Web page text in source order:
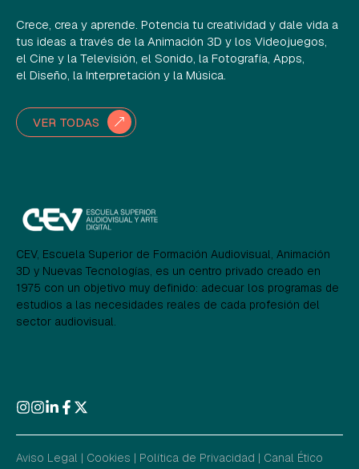
Crece, crea y aprende. Potencia tu creatividad y dale vida a
tus ideas a través de la Animación 3D y los Videojuegos,
el Cine y la Televisión, el Sonido, la Fotografía, Apps,
el Diseño, la Interpretación y la Música.
VER TODAS
CEV, Escuela Superior de Formación Audiovisual, Animación
3D y Nuevas Tecnologías, es un centro privado creado en
1975 con un objetivo muy definido: adecuar los programas de
estudios a las necesidades reales de cada profesión del
sector audiovisual.
Aviso Legal | Cookies | Política de Privacidad | Canal Ético